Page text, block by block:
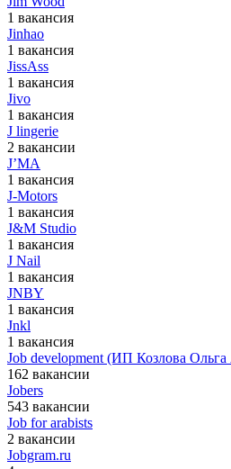
1 вакансия
Jinhao
1 вакансия
JissAss
1 вакансия
Jivo
1 вакансия
J lingerie
2 вакансии
J’MA
1 вакансия
J-Motors
1 вакансия
J&M Studio
1 вакансия
J Nail
1 вакансия
JNBY
1 вакансия
Jnkl
1 вакансия
Job development (ИП Козлова Ольга
162 вакансии
Jobers
543 вакансии
Job for arabists
2 вакансии
Jobgram.ru